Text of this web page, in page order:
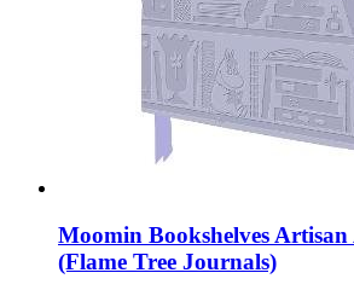
Moomin Bookshelves
(Flame Tree Journals)